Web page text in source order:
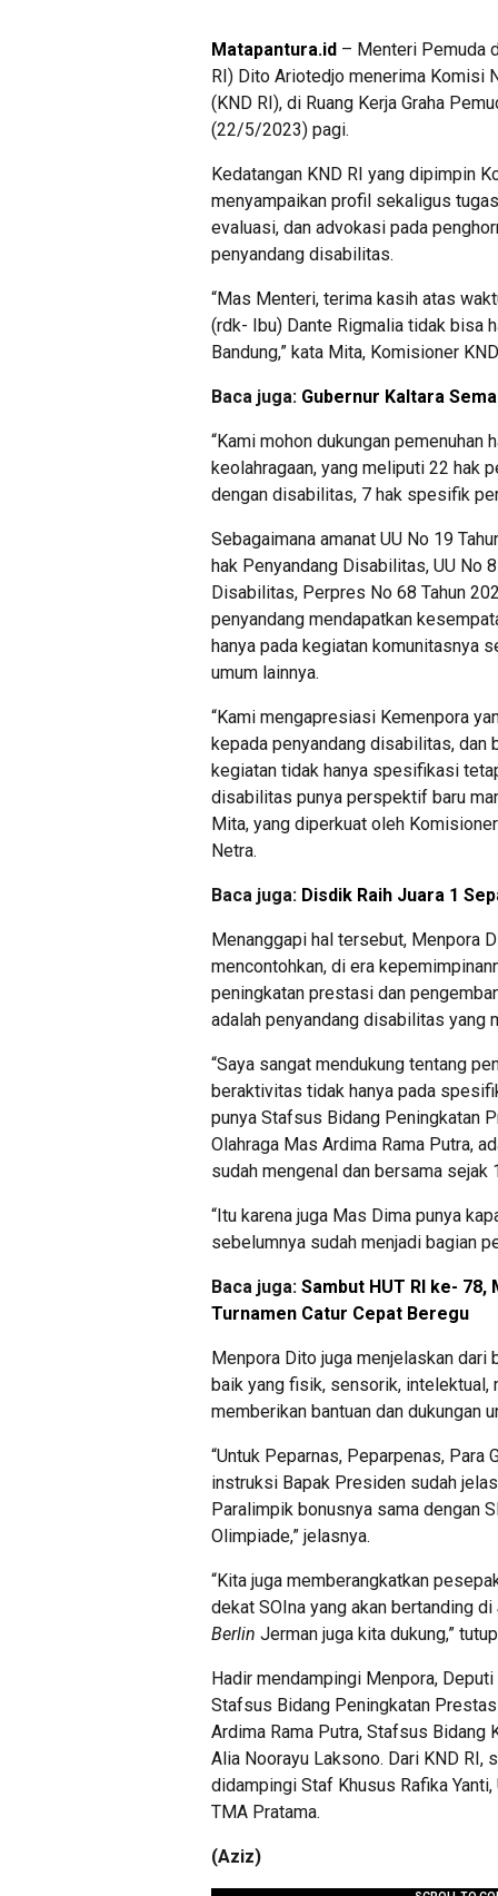
Matapantura.id – Menteri Pemuda
RI) Dito Ariotedjo menerima Komisi
(KND RI), di Ruang Kerja Graha
(22/5/2023) pagi.
Kedatangan KND RI yang dipimpin
menyampaikan profil sekaligus
evaluasi, dan advokasi pada
penyandang disabilitas.
“Mas Menteri, terima kasih atas
(rdk- Ibu) Dante Rigmalia tidak bisa
Bandung,” kata Mita, Komisioner
Baca juga: Gubernur Kaltara
“Kami mohon dukungan pemenuhan
keolahragaan, yang meliputi 22 hak
dengan disabilitas, 7 hak spesifik
Sebagaimana amanat UU No 19
hak Penyandang Disabilitas, UU No
Disabilitas, Perpres No 68 Tahun
penyandang mendapatkan
hanya pada kegiatan komunitasnya
umum lainnya.
“Kami mengapresiasi Kemenpora
kepada penyandang disabilitas,
kegiatan tidak hanya spesifikasi
disabilitas punya perspektif baru
Mita, yang diperkuat oleh
Netra.
Baca juga: Disdik Raih Juara 1
Menanggapi hal tersebut, Menpora
mencontohkan, di era
peningkatan prestasi dan
adalah penyandang disabilitas yang
“Saya sangat mendukung tentang
beraktivitas tidak hanya pada
punya Stafsus Bidang Peningkatan
Olahraga Mas Ardima Rama Putra,
sudah mengenal dan bersama sejak
“Itu karena juga Mas Dima punya
sebelumnya sudah menjadi bagian
Baca juga: Sambut HUT RI ke-
Turnamen Catur Cepat Beregu
Menpora Dito juga menjelaskan
baik yang fisik, sensorik, intelektual,
memberikan bantuan dan dukungan
“Untuk Peparnas, Peparpenas, Para
instruksi Bapak Presiden sudah
Paralimpik bonusnya sama dengan
Olimpiade,” jelasnya.
“Kita juga memberangkatkan
dekat SOIna yang akan bertanding di
Berlin Jerman juga kita dukung,”
Hadir mendampingi Menpora,
Stafsus Bidang Peningkatan
Ardima Rama Putra, Stafsus Bidang
Alia Noorayu Laksono. Dari KND RI,
didampingi Staf Khusus Rafika
TMA Pratama.
(Aziz)